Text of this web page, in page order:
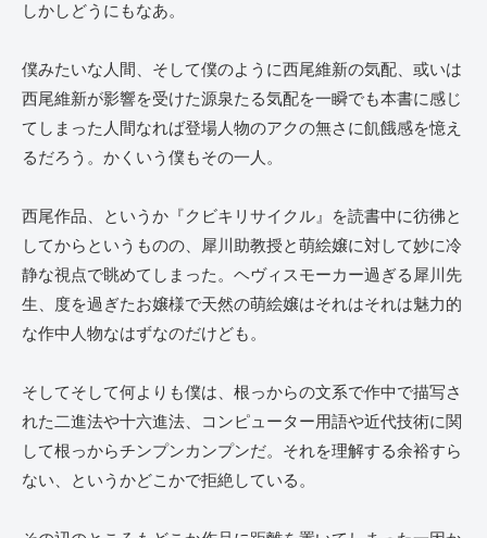
しかしどうにもなあ。
僕みたいな人間、そして僕のように西尾維新の気配、或いは
西尾維新が影響を受けた源泉たる気配を一瞬でも本書に感じ
てしまった人間なれば登場人物のアクの無さに飢餓感を憶え
るだろう。かくいう僕もその一人。
西尾作品、というか『クビキリサイクル』を読書中に彷彿と
してからというものの、犀川助教授と萌絵嬢に対して妙に冷
静な視点で眺めてしまった。ヘヴィスモーカー過ぎる犀川先
生、度を過ぎたお嬢様で天然の萌絵嬢はそれはそれは魅力的
な作中人物なはずなのだけども。
そしてそして何よりも僕は、根っからの文系で作中で描写さ
れた二進法や十六進法、コンピューター用語や近代技術に関
して根っからチンプンカンプンだ。それを理解する余裕すら
ない、というかどこかで拒絶している。